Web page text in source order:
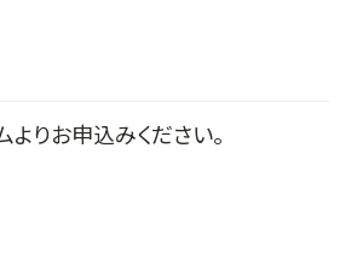
りお申込みください。